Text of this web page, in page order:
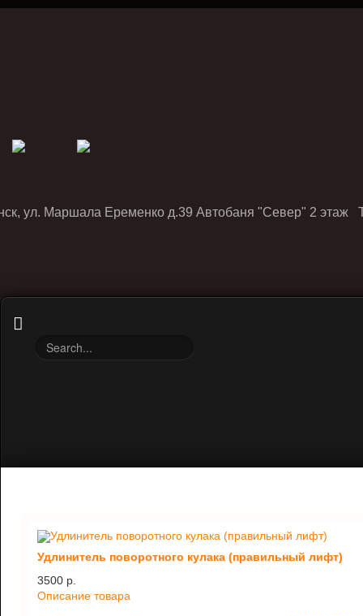
ул. Маршала Еременко д.39 Автобаня "Север" 2 этаж
Удлинитель поворотного кулака (правильный лифт)
3500 p.
Описание товара